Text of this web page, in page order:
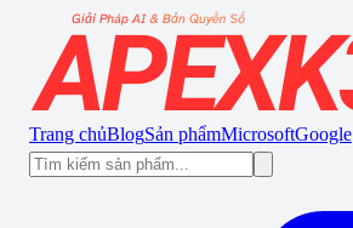
Trang chủBlogSản phẩmMicrosoftGoogle